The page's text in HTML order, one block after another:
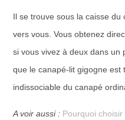
Il se trouve sous la caisse du
vers vous. Vous obtenez
si vous vivez à deux dans un
que le canapé-lit gigogne est
indissociable du canapé
A voir aussi : Pourquoi